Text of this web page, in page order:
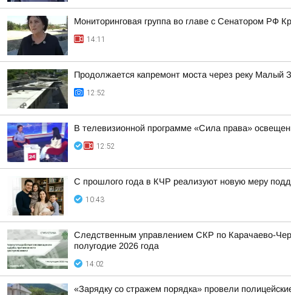
Мониторинговая группа во главе с Сенатором РФ
14:11
Продолжается капремонт моста через реку Малый
12:52
В телевизионной программе «Сила права»
12:52
С прошлого года в КЧР реализуют новую меру
10:43
Следственным управлением СКР по Карачаево-
полугодие 2026 года
14:02
«Зарядку со стражем порядка» провели